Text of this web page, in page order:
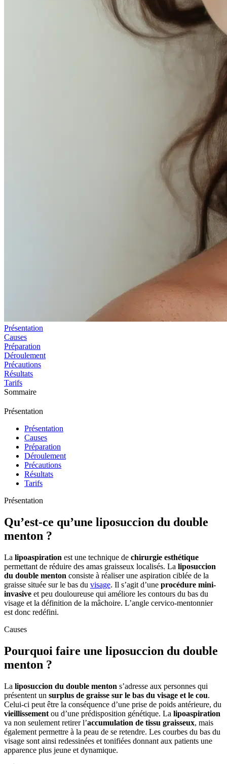
Présentation
Causes
Préparation
Déroulement
Précautions
Résultats
Tarifs
Sommaire
Présentation
Présentation
Causes
Préparation
Déroulement
Précautions
Résultats
Tarifs
Présentation
Qu’est-ce qu’une liposuccion du double
menton ?
La lipoaspiration est une technique de chirurgie esthétique
permettant de réduire des amas graisseux localisés. La liposuccion
du double menton consiste à réaliser une aspiration ciblée de la
graisse située sur le bas du visage. Il s’agit d’une procédure mini-
invasive et peu douloureuse qui améliore les contours du bas du
visage et la définition de la mâchoire. L’angle cervico-mentonnier
est donc redéfini.
Causes
Pourquoi faire une liposuccion du double
menton ?
La liposuccion du double menton s’adresse aux personnes qui
présentent un surplus de graisse sur le bas du visage et le cou.
Celui-ci peut être la conséquence d’une prise de poids antérieure, du
vieillissement ou d’une prédisposition génétique. La lipoaspiration
va non seulement retirer l’accumulation de tissu graisseux, mais
également permettre à la peau de se retendre. Les courbes du bas du
visage sont ainsi redessinées et tonifiées donnant aux patients une
apparence plus jeune et dynamique.